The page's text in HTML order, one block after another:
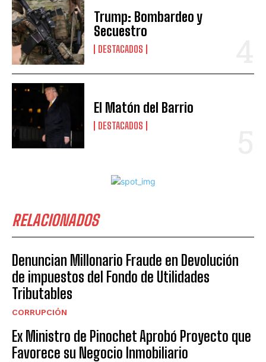
Trump: Bombardeo y
Secuestro
DESTACADOS
El Matón del Barrio
DESTACADOS
RELACIONADOS
Denuncian Millonario Fraude en Devolución
de impuestos del Fondo de Utilidades
Tributables
CORRUPCIÓN
Ex Ministro de Pinochet Aprobó Proyecto que
Favorece su Negocio Inmobiliario